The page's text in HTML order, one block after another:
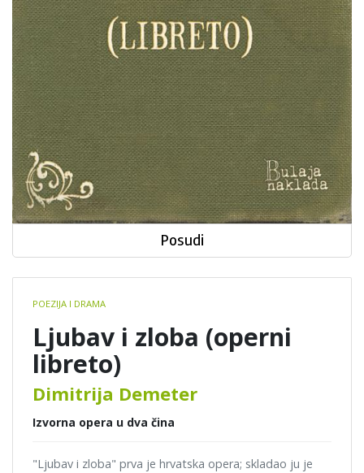
details
POEZIJA I DRAMA
Ljubav i zloba (operni
libreto)
Dimitrija Demeter
Izvorna opera u dva čina
"Ljubav i zloba" prva je hrvatska opera; skladao ju je
Posudi